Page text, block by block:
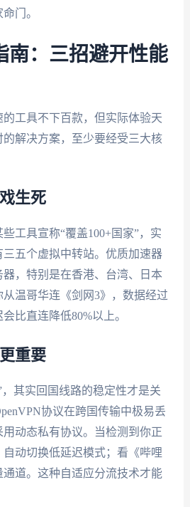
门。
南：三招避开性能
工具不下百款，但实际体验天
解决方案，至少要经受三大核
生死
工具宣称“覆盖100+国家”，实
三五个虚拟中转站。优质加速器
，特别是在香港、台湾、日本
温哥华连《剑网3》，数据经过
比直连降低80%以上。
重要
其实回国线路的稳定性才是关
协议在跨国传输中极易丢
动态私有协议。当检测到你正
自动切换低延迟模式；看《哔哩
道。这种自适应分流技术才能